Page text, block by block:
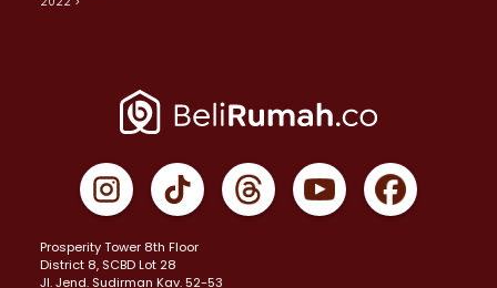
Prosperity Tower 8th Floor
District 8, SCBD Lot 28
JI. Jend. Sudirman Kav. 52-53